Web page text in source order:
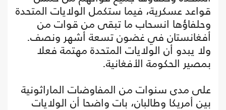
قواعد عسكرية، فيما ستكمل الولايات المتحدة
وحلفاؤها انسحاب ما تبقى من قوات من
أفغانستان في غضون تسعة أشهر ونصف.
ولا يبدو أن الولايات المتحدة مهتمة فعلا
بمصير الحكومة الأفغانية.
على مدى سنوات من المفاوضات الماراثونية
بين أمريكا وطالبان، بات واضحا أن الولايات